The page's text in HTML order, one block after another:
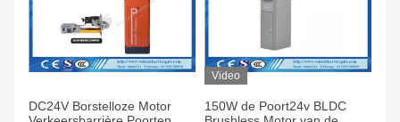
DC24V Borstelloze Motor
Video
150W de Poort24v BLDC